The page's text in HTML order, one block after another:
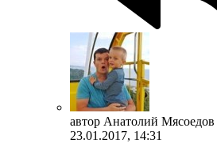
автор Анатолий Мясоедов
23.01.2017, 14:31